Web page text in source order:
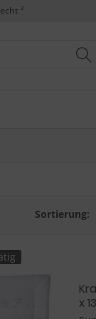
³
Sortierung:
x